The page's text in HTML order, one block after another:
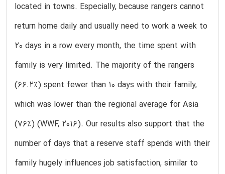
located in towns. Especially, because rangers cannot
return home daily and usually need to work a week to
20 days in a row every month, the time spent with
family is very limited. The majority of the rangers
(66.2%) spent fewer than 10 days with their family,
which was lower than the regional average for Asia
(76%) (WWF, 2016). Our results also support that the
number of days that a reserve staff spends with their
family hugely influences job satisfaction, similar to